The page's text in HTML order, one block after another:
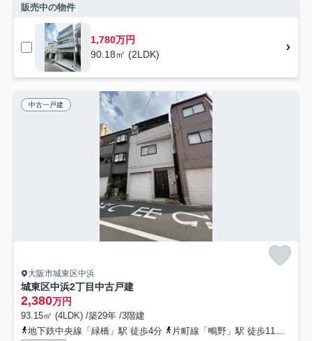
販売中の物件
1,780万円
90.18㎡ (2LDK)
中古一戸建
大阪市城東区中浜
城東区中浜2丁目中古戸建
2,380万円
93.15㎡ (4LDK) /築29年 /3階建
地下鉄中央線「緑橋」駅 徒歩4分
片町線「鴫野」駅 徒歩11分